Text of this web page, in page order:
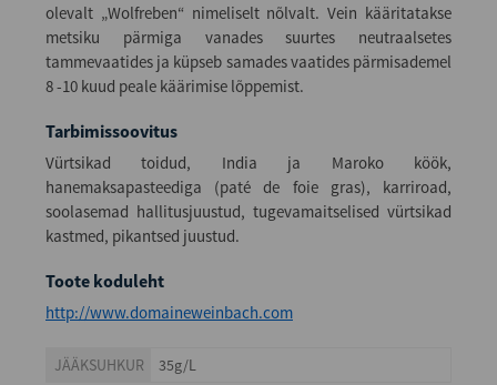
olevalt „Wolfreben“ nimeliselt nõlvalt. Vein kääritatakse
metsiku pärmiga vanades suurtes neutraalsetes
tammevaatides ja küpseb samades vaatides pärmisademel
8 -10 kuud peale käärimise lõppemist.
Tarbimissoovitus
Vürtsikad toidud, India ja Maroko köök,
hanemaksapasteediga (paté de foie gras), karriroad,
soolasemad hallitusjuustud, tugevamaitselised vürtsikad
kastmed, pikantsed juustud.
Toote koduleht
http://www.domaineweinbach.com
JÄÄKSUHKUR 35g/L